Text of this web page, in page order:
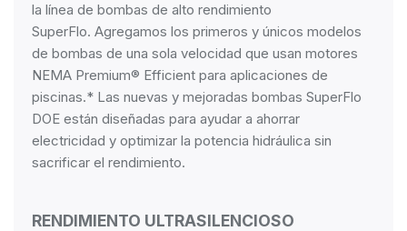
la línea de bombas de alto rendimiento
SuperFlo. Agregamos los primeros y únicos modelos
de bombas de una sola velocidad que usan motores
NEMA Premium® Efficient para aplicaciones de
piscinas.* Las nuevas y mejoradas bombas SuperFlo
DOE están diseñadas para ayudar a ahorrar
electricidad y optimizar la potencia hidráulica sin
sacrificar el rendimiento.
RENDIMIENTO ULTRASILENCIOSO